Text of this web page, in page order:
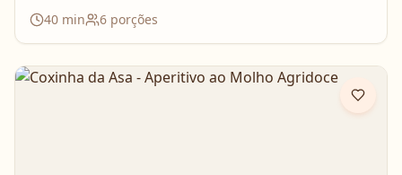
40 min 6 porções